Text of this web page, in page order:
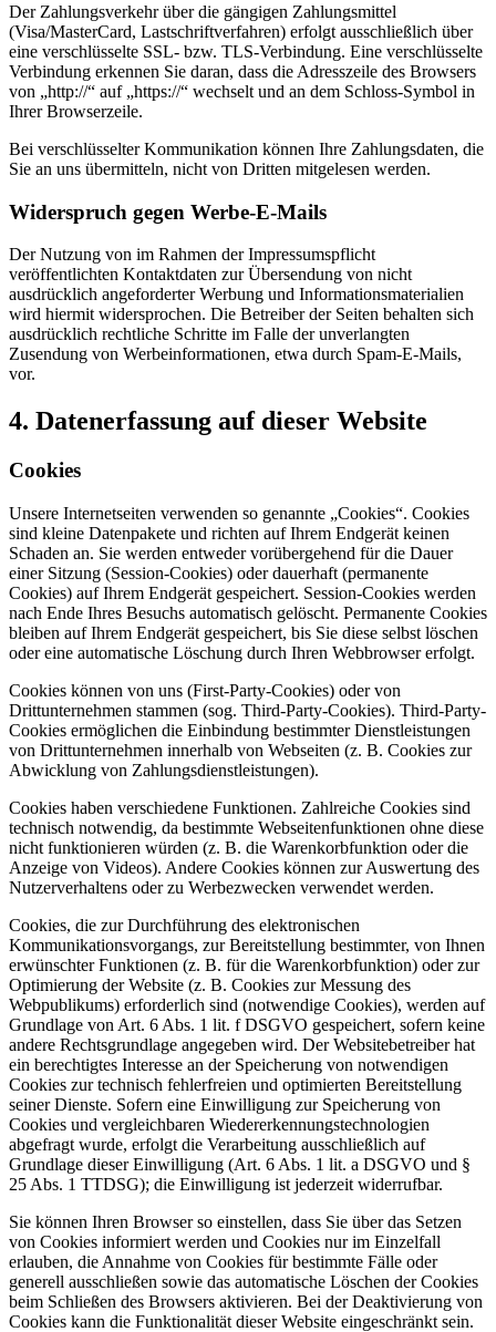
Der Zahlungsverkehr über die gängigen Zahlungsmittel
(Visa/MasterCard, Lastschriftverfahren) erfolgt ausschließlich über
eine verschlüsselte SSL- bzw. TLS-Verbindung. Eine verschlüsselte
Verbindung erkennen Sie daran, dass die Adresszeile des Browsers
von „http://“ auf „https://“ wechselt und an dem Schloss-Symbol in
Ihrer Browserzeile.
Bei verschlüsselter Kommunikation können Ihre Zahlungsdaten, die
Sie an uns übermitteln, nicht von Dritten mitgelesen werden.
Widerspruch gegen Werbe-E-Mails
Der Nutzung von im Rahmen der Impressumspflicht
veröffentlichten Kontaktdaten zur Übersendung von nicht
ausdrücklich angeforderter Werbung und Informationsmaterialien
wird hiermit widersprochen. Die Betreiber der Seiten behalten sich
ausdrücklich rechtliche Schritte im Falle der unverlangten
Zusendung von Werbeinformationen, etwa durch Spam-E-Mails,
vor.
4. Datenerfassung auf dieser Website
Cookies
Unsere Internetseiten verwenden so genannte „Cookies“. Cookies
sind kleine Datenpakete und richten auf Ihrem Endgerät keinen
Schaden an. Sie werden entweder vorübergehend für die Dauer
einer Sitzung (Session-Cookies) oder dauerhaft (permanente
Cookies) auf Ihrem Endgerät gespeichert. Session-Cookies werden
nach Ende Ihres Besuchs automatisch gelöscht. Permanente Cookies
bleiben auf Ihrem Endgerät gespeichert, bis Sie diese selbst löschen
oder eine automatische Löschung durch Ihren Webbrowser erfolgt.
Cookies können von uns (First-Party-Cookies) oder von
Drittunternehmen stammen (sog. Third-Party-Cookies). Third-Party-
Cookies ermöglichen die Einbindung bestimmter Dienstleistungen
von Drittunternehmen innerhalb von Webseiten (z. B. Cookies zur
Abwicklung von Zahlungsdienstleistungen).
Cookies haben verschiedene Funktionen. Zahlreiche Cookies sind
technisch notwendig, da bestimmte Webseitenfunktionen ohne diese
nicht funktionieren würden (z. B. die Warenkorbfunktion oder die
Anzeige von Videos). Andere Cookies können zur Auswertung des
Nutzerverhaltens oder zu Werbezwecken verwendet werden.
Cookies, die zur Durchführung des elektronischen
Kommunikationsvorgangs, zur Bereitstellung bestimmter, von Ihnen
erwünschter Funktionen (z. B. für die Warenkorbfunktion) oder zur
Optimierung der Website (z. B. Cookies zur Messung des
Webpublikums) erforderlich sind (notwendige Cookies), werden auf
Grundlage von Art. 6 Abs. 1 lit. f DSGVO gespeichert, sofern keine
andere Rechtsgrundlage angegeben wird. Der Websitebetreiber hat
ein berechtigtes Interesse an der Speicherung von notwendigen
Cookies zur technisch fehlerfreien und optimierten Bereitstellung
seiner Dienste. Sofern eine Einwilligung zur Speicherung von
Cookies und vergleichbaren Wiedererkennungstechnologien
abgefragt wurde, erfolgt die Verarbeitung ausschließlich auf
Grundlage dieser Einwilligung (Art. 6 Abs. 1 lit. a DSGVO und §
25 Abs. 1 TTDSG); die Einwilligung ist jederzeit widerrufbar.
Sie können Ihren Browser so einstellen, dass Sie über das Setzen
von Cookies informiert werden und Cookies nur im Einzelfall
erlauben, die Annahme von Cookies für bestimmte Fälle oder
generell ausschließen sowie das automatische Löschen der Cookies
beim Schließen des Browsers aktivieren. Bei der Deaktivierung von
Cookies kann die Funktionalität dieser Website eingeschränkt sein.